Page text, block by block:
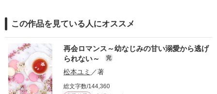
この作品を見ている人にオススメ
再会ロマンス～幼なじみの甘い溺愛から逃げ
られない～
完
松本ユミ ／著
総文字数/144,360